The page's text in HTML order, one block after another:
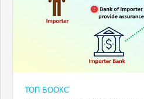
ТОП БООКС